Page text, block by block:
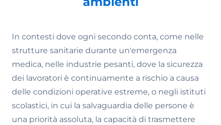
In contesti dove ogni secondo conta, come nelle
strutture sanitarie durante un'emergenza
medica, nelle industrie pesanti, dove la sicurezza
dei lavoratori è continuamente a rischio a causa
delle condizioni operative estreme, o negli istituti
scolastici, in cui la salvaguardia delle persone è
una priorità assoluta, la capacità di trasmettere